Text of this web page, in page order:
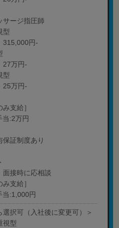
サージ指圧師
型
315,000円-
27万円-
型
25万円-
み支給］
当:2万円
証制度あり
面接時に応相談
み支給］
当:1,000円
選択可（入社後に変更可）＞
視型